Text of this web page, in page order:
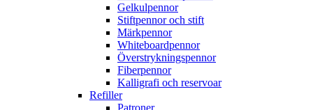
Gelkulpennor
Stiftpennor och stift
Märkpennor
Whiteboardpennor
Överstrykningspennor
Fiberpennor
Kalligrafi och reservoar
Refiller
Patroner